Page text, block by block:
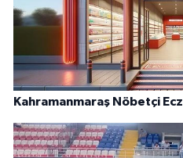
Kahramanmaraş Nöbetçi